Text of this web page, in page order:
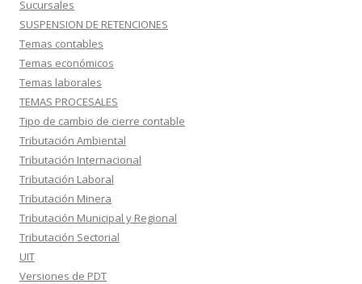
Sucursales
SUSPENSION DE RETENCIONES
Temas contables
Temas económicos
Temas laborales
TEMAS PROCESALES
Tipo de cambio de cierre contable
Tributación Ambiental
Tributación Internacional
Tributación Laboral
Tributación Minera
Tributación Municipal y Regional
Tributación Sectorial
UIT
Versiones de PDT